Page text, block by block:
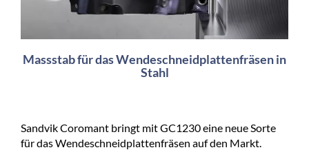
Massstab für das Wendeschneidplattenfräsen in
Stahl
Sandvik Coromant bringt mit GC1230 eine neue Sorte
für das Wendeschneidplattenfräsen auf den Markt.